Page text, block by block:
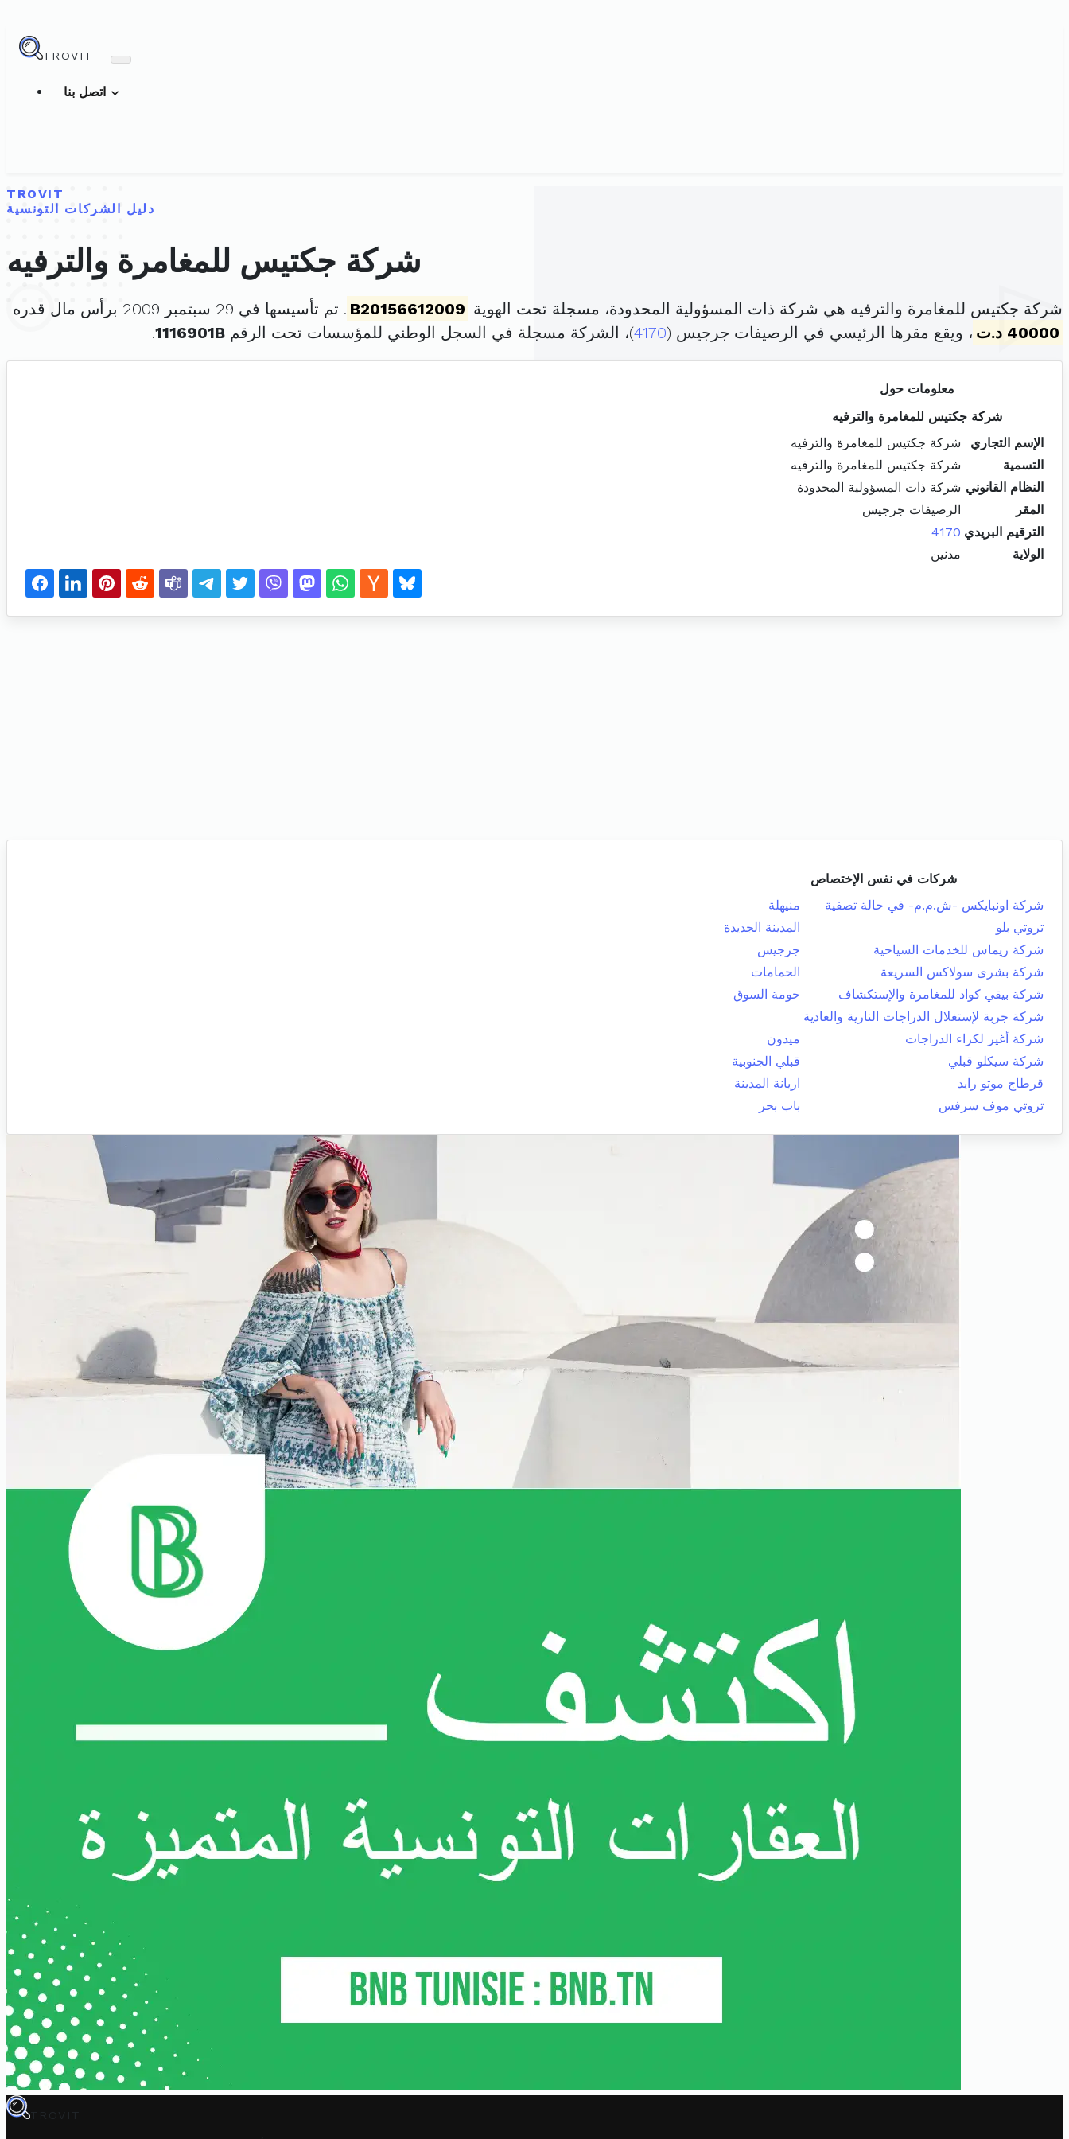
TROVIT
TROVIT
دليل الشركات التونسية
شركة جكتيس للمغامرة والترفيه
شركة جكتيس للمغامرة والترفيه هي شركة ذات المسؤولية المحدودة، مسجلة تحت الهوية B20156612009 . تم تأسيسها في 29 سبتمبر 2009 برأس مال قدره
40000 د.ت
، ويقع مقرها الرئيسي في الرصيفات جرجيس (4170)، الشركة مسجلة في السجل الوطني للمؤسسات تحت الرقم 1116901B
.
معلومات حول
شركة جكتيس للمغامرة والترفيه
الإسم التجاري
شركة جكتيس للمغامرة والترفيه
التسمية
شركة جكتيس للمغامرة والترفيه
النظام القانوني شركة ذات المسؤولية المحدودة
المقر
الرصيفات جرجيس
الترقيم البريدي 4170
الولاية
مدنين
شركات في نفس الإختصاص
شركة اونبايكس -ش.م.م- في حالة تصفية
منيهلة
تروتي بلو
المدينة الجديدة
شركة ريماس للخدمات السياحية
جرجيس
شركة بشرى سولاكس السريعة
الحمامات
شركة بيقي كواد للمغامرة والإستكشاف
حومة السوق
شركة جربة لإستغلال الدراجات النارية والعادية
شركة أغير لكراء الدراجات
ميدون
شركة سيكلو قبلي
قبلي الجنوبية
قرطاج موتو رايد
اريانة المدينة
تروتي موف سرفس
باب بحر
TROVIT